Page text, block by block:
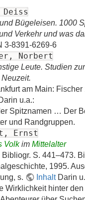
Deiss
Bügeleisen. 1000
Verkehr und was
3-8391-6269-6
Norbert
Leute. Studien
am Main: Fischer
u.a.:
Spitznamen … Der
und Randgruppen.
Ernst
Volkim Mittelalter
Bibliogr. S. 441–473.
1995.
s.
InhaltDarin
Wirklichkeit hinter